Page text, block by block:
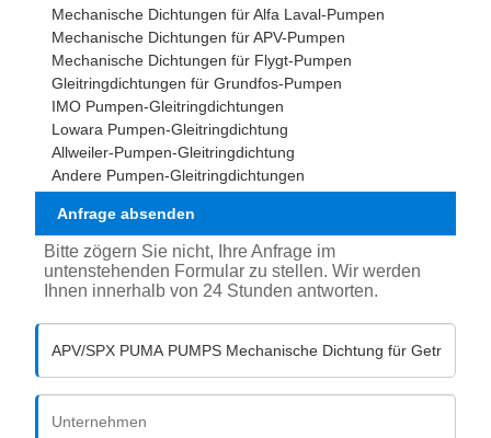
Mechanische Dichtungen für Alfa Laval-Pumpen
Mechanische Dichtungen für APV-Pumpen
Mechanische Dichtungen für Flygt-Pumpen
Gleitringdichtungen für Grundfos-Pumpen
IMO Pumpen-Gleitringdichtungen
Lowara Pumpen-Gleitringdichtung
Allweiler-Pumpen-Gleitringdichtung
Andere Pumpen-Gleitringdichtungen
Anfrage absenden
Bitte zögern Sie nicht, Ihre Anfrage im
untenstehenden Formular zu stellen. Wir werden
Ihnen innerhalb von 24 Stunden antworten.